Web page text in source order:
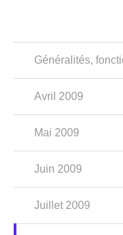
Généralités,
Avril 2009
Mai 2009
Juin 2009
Juillet 2009